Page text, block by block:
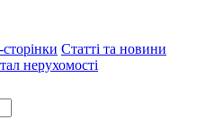
сторінки Статті та новини